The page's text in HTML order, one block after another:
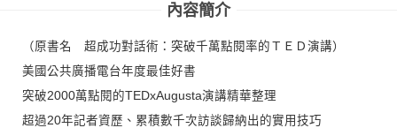
內容簡介
（原書名 超成功對話術：突破千萬點閱率的ＴＥＤ演講）
美國公共廣播電台年度最佳好書
突破2000萬點閱的TEDxAugusta演講精華整理
超過20年記者資歷、累積數千次訪談歸納出的實用技巧